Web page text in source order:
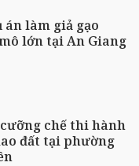
án làm giả gạo
lớn tại An Giang
chế thi hành
đất tại phường